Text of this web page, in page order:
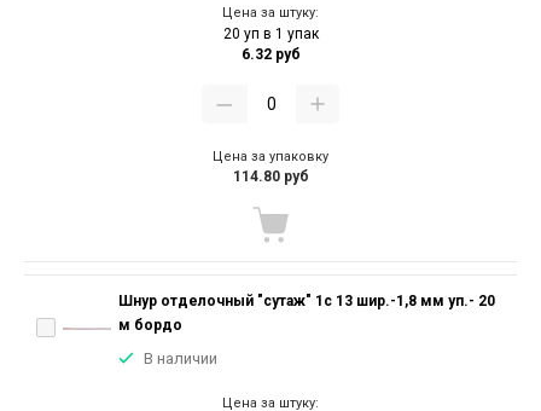
Цена за штуку:
20 уп в 1 упак
6.32 руб
Цена за упаковку
114.80 руб
Шнур отделочный "сутаж" 1с 13 шир.-1,8 мм уп.- 20
м бордо
В наличии
Цена за штуку: